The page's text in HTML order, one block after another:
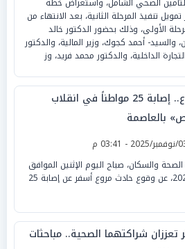
تنفيذ المرحلة الثانية، بعد الانتهاء من
بالمرحلة الأولى، وذلك بحضور الدكتور خالد
والسيد- أحمد كجوك، وزير المالية، والدكتور
الداخلية، والدكتور محمد فريد، وز
حادث مروع.. إصابة 25 مواطناً في انقلاب
بالعاصمة
والسكان، صباح اليوم الإثنين الموافق
3 نوفمبر 2025، عن وقوع حادث مروع أسفر عن إصابة 25
شراكتهما الصحية.. مباحثات